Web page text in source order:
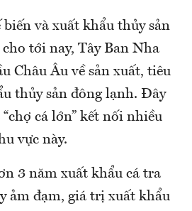
và xuất khẩu thủy sản
tới nay, Tây Ban Nha
Châu Âu về sản xuất, tiêu
thủy sản đông lạnh. Đây
cá lớn” kết nối nhiều
vực này.
3 năm xuất khẩu cá tra
ảm đạm, giá trị xuất khẩu